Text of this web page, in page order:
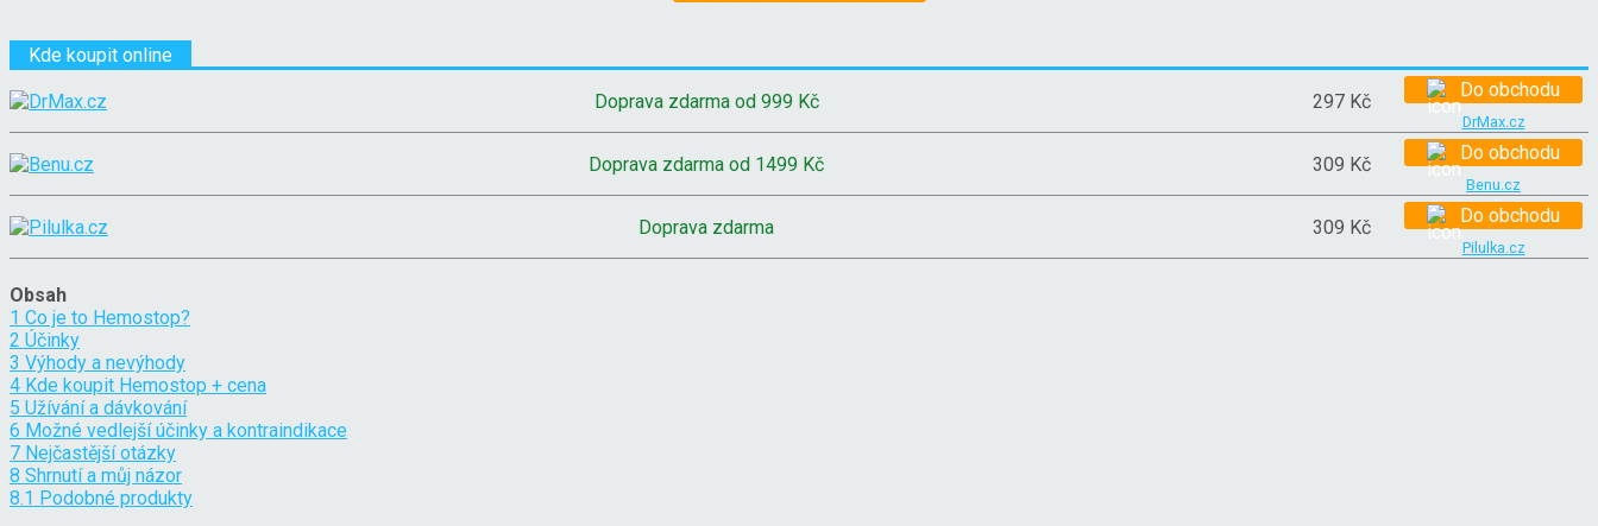
Kde koupit online
Doprava zdarma od 999 Kč 297 Kč Do obchodu
DrMax.cz
Doprava zdarma od 1499 Kč 309 Kč Do obchodu
Benu.cz
Doprava zdarma 309 Kč Do obchodu
Pilulka.cz
Obsah
1 Co je to Hemostop?
2 Účinky
3 Výhody a nevýhody
4 Kde koupit Hemostop + cena
5 Užívání a dávkování
6 Možné vedlejší účinky a kontraindikace
7 Nejčastější otázky
8 Shrnutí a můj názor
8.1 Podobné produkty